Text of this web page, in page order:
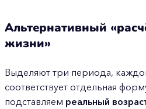
Альтернативный
жизни»
Выделяют три периода,
соответствует отдельная
подставляем реальный